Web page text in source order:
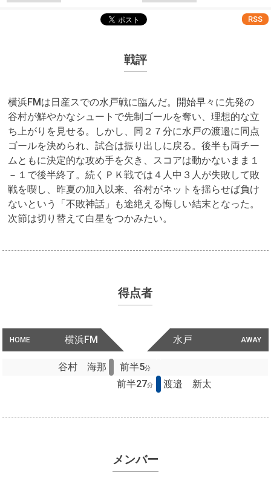
RSS
戦評
横浜FMは日産スでの水戸戦に臨んだ。開始早々に先発の
谷村が鮮やかなシュートで先制ゴールを奪い、理想的な立
ち上がりを見せる。しかし、同２７分に水戸の渡邉に同点
ゴールを決められ、試合は振り出しに戻る。後半も両チー
ムともに決定的な攻め手を欠き、スコアは動かないまま１
－１で後半終了。続くＰＫ戦では４人中３人が失敗して敗
戦を喫し、昨夏の加入以来、谷村がネットを揺らせば負け
ないという「不敗神話」も途絶える悔しい結末となった。
次節は切り替えて白星をつかみたい。
得点者
HOME 横浜FM AWAY
水戸
谷村 海那 前半5分
前半27分 渡邉 新太
メンバー